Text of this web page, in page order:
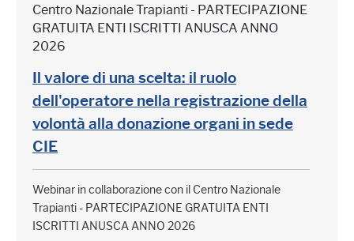
Centro Nazionale Trapianti - PARTECIPAZIONE
GRATUITA ENTI ISCRITTI ANUSCA ANNO
2026
Il valore di una scelta: il ruolo
dell'operatore nella registrazione della
volontà alla donazione organi in sede
CIE
Webinar in collaborazione con il Centro Nazionale
Trapianti - PARTECIPAZIONE GRATUITA ENTI
ISCRITTI ANUSCA ANNO 2026